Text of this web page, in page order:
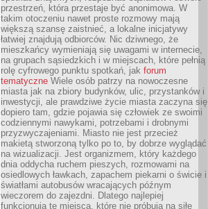
przestrzeń, która przestaje być anonimowa. W
takim otoczeniu nawet proste rozmowy mają
większą szansę zaistnieć, a lokalne inicjatywy
łatwiej znajdują odbiorców. Nic dziwnego, że
mieszkańcy wymieniają się uwagami w internecie,
na grupach sąsiedzkich i w miejscach, które pełnią
rolę cyfrowego punktu spotkań, jak forum
tematyczne Wiele osób patrzy na nowoczesne
miasta jak na zbiory budynków, ulic, przystanków i
inwestycji, ale prawdziwe życie miasta zaczyna się
dopiero tam, gdzie pojawia się człowiek ze swoimi
codziennymi nawykami, potrzebami i drobnymi
przyzwyczajeniami. Miasto nie jest przecież
makietą stworzoną tylko po to, by dobrze wyglądać
na wizualizacji. Jest organizmem, który każdego
dnia oddycha ruchem pieszych, rozmowami na
osiedlowych ławkach, zapachem piekarni o świcie i
światłami autobusów wracających późnym
wieczorem do zajezdni. Dlatego najlepiej
funkcjonują te miejsca, które nie próbują na siłę